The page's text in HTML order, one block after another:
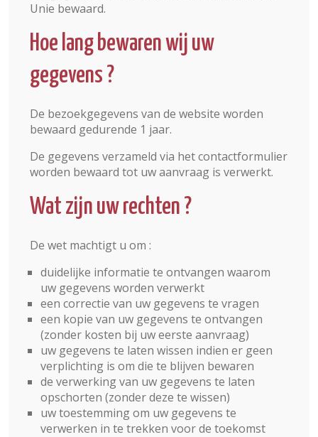
Unie bewaard.
Hoe lang bewaren wij uw
gegevens ?
De bezoekgegevens van de website worden
bewaard gedurende 1 jaar.
De gegevens verzameld via het contactformulier
worden bewaard tot uw aanvraag is verwerkt.
Wat zijn uw rechten ?
De wet machtigt u om :
duidelijke informatie te ontvangen waarom
uw gegevens worden verwerkt
een correctie van uw gegevens te vragen
een kopie van uw gegevens te ontvangen
(zonder kosten bij uw eerste aanvraag)
uw gegevens te laten wissen indien er geen
verplichting is om die te blijven bewaren
de verwerking van uw gegevens te laten
opschorten (zonder deze te wissen)
uw toestemming om uw gegevens te
verwerken in te trekken voor de toekomst